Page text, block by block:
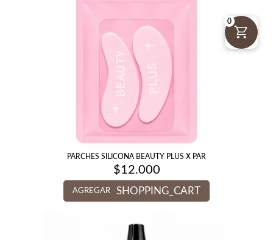
PARCHES SILICONA BEAUTY PLUS X PAR
$12.000
AGREGAR SHOPPING_CART
0